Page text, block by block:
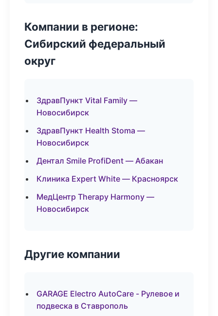
Компании в регионе:
Сибирский федеральный
округ
ЗдравПункт Vital Family —
Новосибирск
ЗдравПункт Health Stoma —
Новосибирск
Дентал Smile ProfiDent — Абакан
Клиника Expert White — Красноярск
МедЦентр Therapy Harmony —
Новосибирск
Другие компании
GARAGE Electro AutoCare - Рулевое и
подвеска в Ставрополь